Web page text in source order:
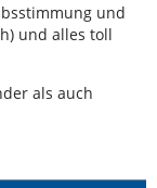
und
und alles toll
als auch